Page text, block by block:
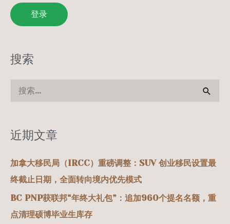
登录
搜索
近期文章
加拿大移民局（IRCC）重磅调整：SUV 创业移民设置最
终截止日期，全面转向境内优先模式
BC PNP获联邦“年终大礼包”：追加960个提名名额，重
点清理硕博毕业生库存